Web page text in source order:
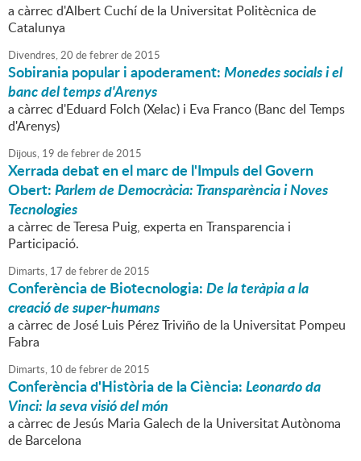
a càrrec d'Albert Cuchí de la Universitat Politècnica de
Catalunya
Divendres,20 defebrerde2015
Sobirania popular i apoderament:Monedes socials i el
banc del temps d'Arenys
a càrrec d'Eduard Folch (Xelac) i Eva Franco (Banc del Temps
d'Arenys)
Dijous, 19 defebrerde2015
Xerrada debat en el marc de l'Impuls del Govern
Obert:Parlem de Democràcia: Transparència i Noves
Tecnologies
a càrrec de Teresa Puig, experta en Transparencia i
Participació.
Dimarts, 17 defebrerde2015
Conferència de Biotecnologia:De la teràpia a la
creació de super-humans
a càrrec de José Luis Pérez Triviño de la Universitat Pompeu
Fabra
Dimarts, 10 defebrerde2015
Conferència d'Història de la Ciència:Leonardo da
Vinci: la seva visió del món
a càrrec de Jesús Maria Galech de la Universitat Autònoma
de Barcelona